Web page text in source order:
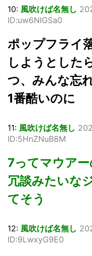
10: 風吹けば名無し
ID:uw6NIGSa0
ポップフライ
しようとした
つ、みんな忘
1番酷いのに
11: 風吹けば名無し
ID:5HnZNuB8M
7ってマウア
冗談みたいな
てそう
12: 風吹けば名無し
ID:9LwxyG9E0